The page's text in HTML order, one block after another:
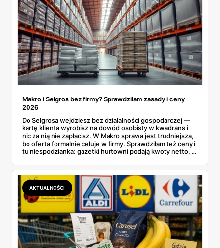
Makro i Selgros bez firmy? Sprawdziłam zasady i ceny
2026
Do Selgrosa wejdziesz bez działalności gospodarczej —
kartę klienta wyrobisz na dowód osobisty w kwadrans i
nic za nią nie zapłacisz. W Makro sprawa jest trudniejsza,
bo oferta formalnie celuje w firmy. Sprawdziłam też ceny i
tu niespodzianka: gazetki hurtowni podają kwoty netto, a
zawsze wygrywa — ta sama kawa ziarnista kosztuje w
Makro ponad dwa razy więcej niż w weekendowej
promocji dyskontu.
AKTUALNOŚCI